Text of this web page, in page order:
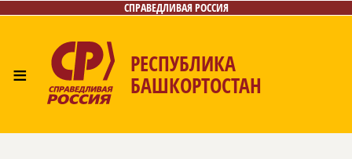
СПРАВЕДЛИВАЯ РОССИЯ
≡ РЕСПУБЛИКА
БАШКОРТОСТАН